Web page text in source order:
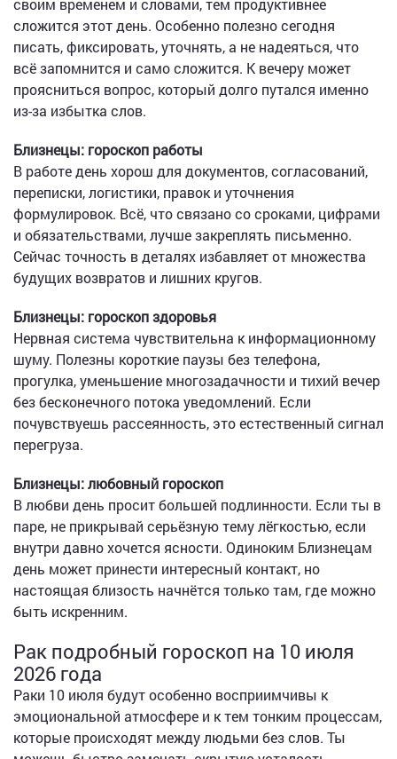
сложится этот день. Особенно полезно сегодня
писать, фиксировать, уточнять, а не надеяться, что
всё запомнится и само сложится. К вечеру может
проясниться вопрос, который долго путался именно
из-за избытка слов.
Близнецы: гороскоп работы
В работе день хорош для документов, согласований,
переписки, логистики, правок и уточнения
формулировок. Всё, что связано со сроками, цифрами
и обязательствами, лучше закреплять письменно.
Сейчас точность в деталях избавляет от множества
будущих возвратов и лишних кругов.
Близнецы: гороскоп здоровья
Нервная система чувствительна к информационному
шуму. Полезны короткие паузы без телефона,
прогулка, уменьшение многозадачности и тихий вечер
без бесконечного потока уведомлений. Если
почувствуешь рассеянность, это естественный сигнал
перегруза.
Близнецы: любовный гороскоп
В любви день просит большей подлинности. Если ты в
паре, не прикрывай серьёзную тему лёгкостью, если
внутри давно хочется ясности. Одиноким Близнецам
день может принести интересный контакт, но
настоящая близость начнётся только там, где можно
быть искренним.
Рак подробный гороскоп на 10 июля
2026 года
Раки 10 июля будут особенно восприимчивы к
эмоциональной атмосфере и к тем тонким процессам,
которые происходят между людьми без слов. Ты